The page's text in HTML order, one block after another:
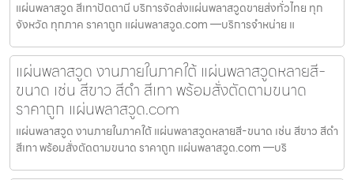
แผ่นพลาสวูด สีเทาปัตตานี บริการจัดส่งแผ่นพลาสวูดขายส่งทั่วไทย ทุก
จังหวัด ทุกภาค ราคาถูก แผ่นพลาสวูด.com —บริการจำหน่าย แ
แผ่นพลาสวูด งานภายในภาคใต้ แผ่นพลาสวูดหลายสี-
ขนาด เช่น สีขาว สีดำ สีเทา พร้อมสั่งตัดตามขนาด
ราคาถูก แผ่นพลาสวูด.com
แผ่นพลาสวูด งานภายในภาคใต้ แผ่นพลาสวูดหลายสี-ขนาด เช่น สีขาว สีดำ
สีเทา พร้อมสั่งตัดตามขนาด ราคาถูก แผ่นพลาสวูด.com —บริ